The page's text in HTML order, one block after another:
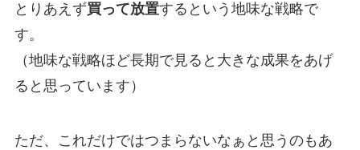
とりあえず買って放置するという地味な戦略で
す。
（地味な戦略ほど長期で見ると大きな成果をあげ
ると思っています）
ただ、これだけではつまらないなぁと思うのもあ